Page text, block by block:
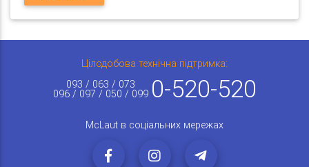
Цілодобова технічна підтримка:
093 / 063 / 073
096 / 097 / 050 / 099 0-520-520
McLaut в соціальних мережах